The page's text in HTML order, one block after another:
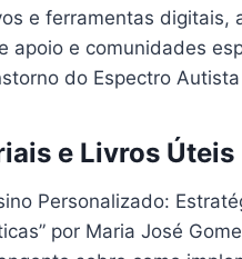
e ferramentas digitais,
apoio e comunidades
do Espectro Autista
e Livros Úteis
Personalizado:
por Maria José